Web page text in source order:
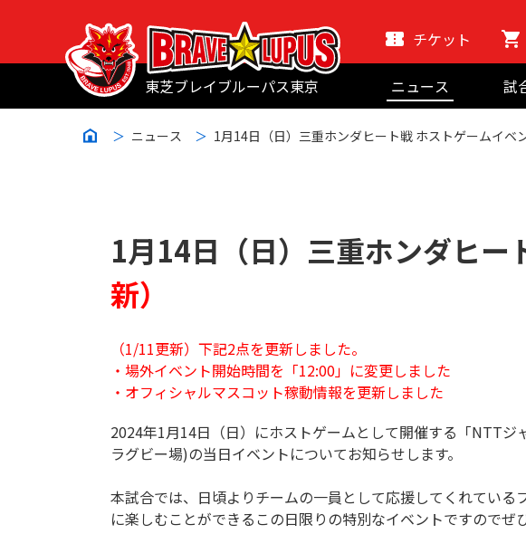
東芝ブレイブルーパス東京
チケット
ニュース
試
ニュース 1月14日（日）三重ホンダヒート戦 ホストゲームイベ
1月14日（日）三重ホンダヒー
新）
（1/11更新）下記2点を更新しました。
・場外イベント開始時間を「12:00」に変更しました
・オフィシャルマスコット稼動情報を更新しました
2024年1月14日（日）にホストゲームとして開催する「NTT
ラグビー場)の当日イベントについてお知らせします。
本試合では、日頃よりチームの一員として応援してくれている
に楽しむことができるこの日限りの特別なイベントですのでぜ